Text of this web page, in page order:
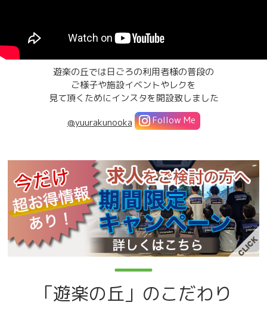
遊楽の丘では日ごろの利用者様の普段の
ご様子や施設イベントやレクを
見て頂くためにインスタを開設致しました
@yuurakunooka
Follow Me
「遊楽の丘」のこだわり